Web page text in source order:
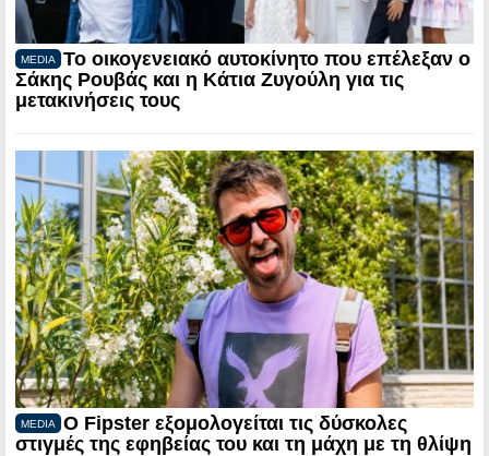
MEDIA
Το οικογενειακό αυτοκίνητο που επέλεξαν ο
Σάκης Ρουβάς και η Κάτια Ζυγούλη για τις
μετακινήσεις τους
MEDIA
Ο Fipster εξομολογείται τις δύσκολες
στιγμές της εφηβείας του και τη μάχη με τη θλίψη